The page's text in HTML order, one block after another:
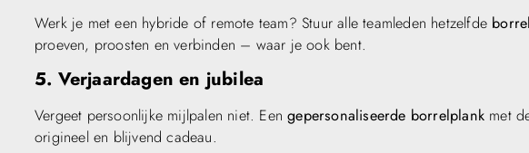
Werk je met een hybride of remote team? Stuur alle teamleden hetzelfde
proeven, proosten en verbinden – waar je ook bent.
5. Verjaardagen en jubilea
Vergeet persoonlijke mijlpalen niet. Eengepersonaliseerde borrelplank met
origineel en blijvend cadeau.